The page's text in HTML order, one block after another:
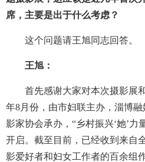
席，主要是出于什么考虑？
这个问题请王旭同志回答。
王旭：
首先感谢大家对本次摄影展和
年8月份，由市妇联主办，淄博
影家协会承办，“乡村振兴‘她’力
开启。截至目前，已经收到来自
影爱好者和妇女工作者的百余组